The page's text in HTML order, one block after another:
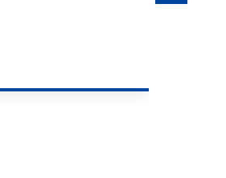
ASSOCIATI
AGGIORNATO IL CALENDARIO 2026